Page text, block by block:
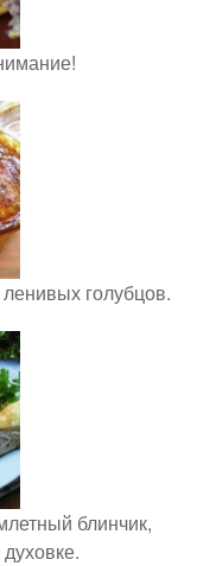
голубцов.
блинчик,